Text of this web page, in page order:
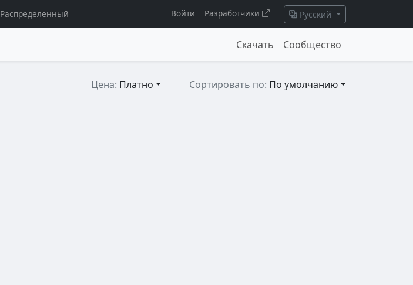
Распределенный Войти Разработчики Русский
Скачать Сообщество
Цена: Платно Сортировать по: По умолчанию